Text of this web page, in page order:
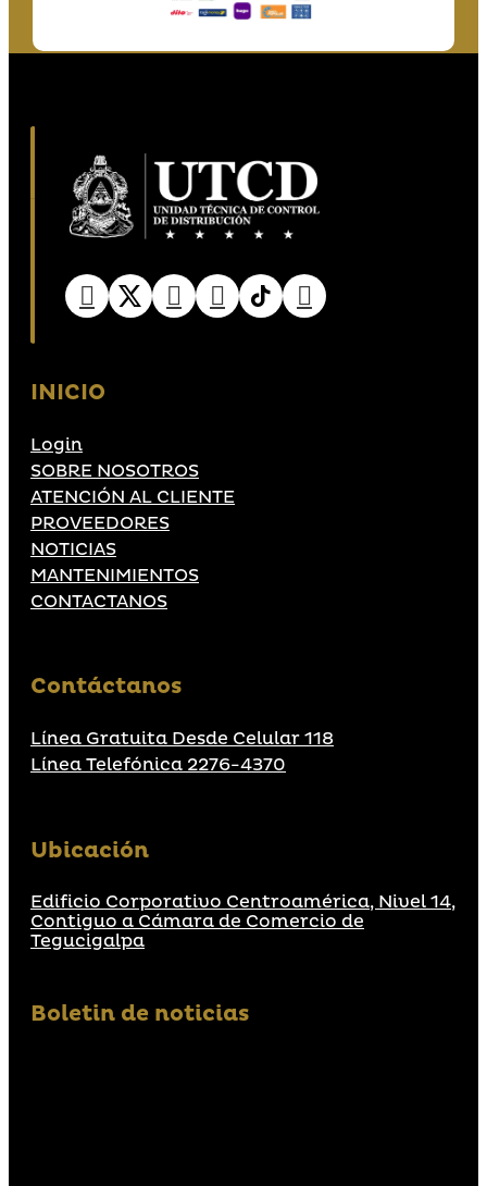
INICIO
Login
SOBRE NOSOTROS
ATENCIÓN AL CLIENTE
PROVEEDORES
NOTICIAS
MANTENIMIENTOS
CONTACTANOS
Contáctanos
Línea Gratuita Desde Celular 118
Línea Telefónica 2276-4370
Ubicación
Edificio Corporativo Centroamérica, Nivel 14,
Contiguo a Cámara de Comercio de
Tegucigalpa
Boletin de noticias